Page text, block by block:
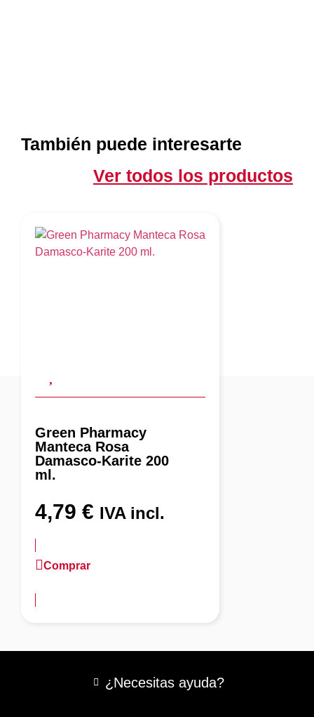
También puede interesarte
Ver todos los productos
Green Pharmacy
Manteca Rosa
Damasco-Karite 200
ml.
4,79 € IVA incl.
Comprar
¿Necesitas ayuda?